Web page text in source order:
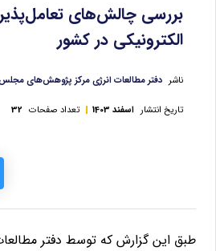
بررسی چالش‌های
الکترونیکی در کشور
ناشر دفتر مطالعات انرژی مرکز پژوهش‌های
تاریخ انتشار اسفند 1403 تعداد صفحات 32
طبق این گزارش که توسط دفتر